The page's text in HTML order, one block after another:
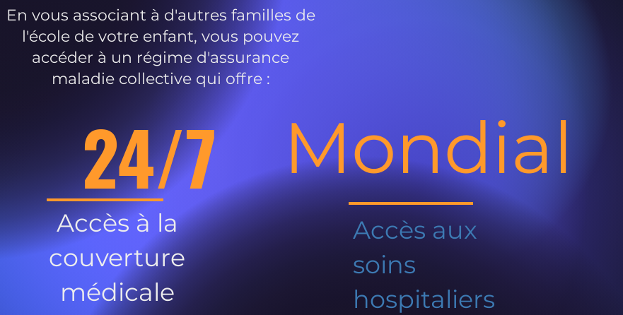
En vous associant à d'autres familles de
l'école de votre enfant, vous pouvez
accéder à un régime d'assurance
maladie collective qui offre :
24/7
Accès à la
couverture
médicale
Mondial
Accès aux
soins
hospitaliers